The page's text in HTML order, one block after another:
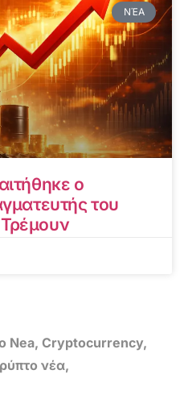
ΝΈΑ
ο
του
Τρέμουν
Nea, Cryptocurrency,
νέα,